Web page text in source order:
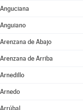
Anguciana
Anguiano
Arenzana de Abajo
Arenzana de Arriba
Arnedillo
Arnedo
Arrúbal